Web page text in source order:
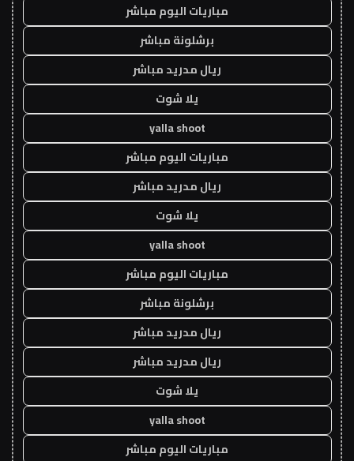
مباريات اليوم مباشر
برشلونة مباشر
ريال مدريد مباشر
يلا شوت
yalla shoot
مباريات اليوم مباشر
ريال مدريد مباشر
يلا شوت
yalla shoot
مباريات اليوم مباشر
برشلونة مباشر
ريال مدريد مباشر
ريال مدريد مباشر
يلا شوت
yalla shoot
مباريات اليوم مباشر